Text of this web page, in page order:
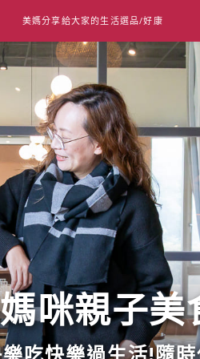
美媽分享給大家的生活選品/好康
媽咪親子